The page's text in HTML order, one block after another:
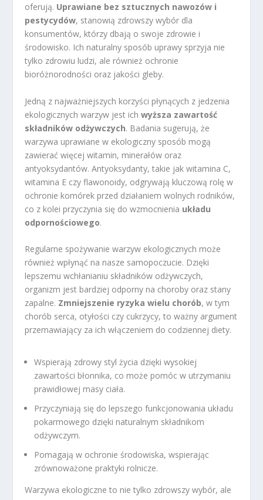
oferują. Uprawiane bez sztucznych nawozów i
pestycydów, stanowią zdrowszy wybór dla
konsumentów, którzy dbają o swoje zdrowie i
środowisko. Ich naturalny sposób uprawy sprzyja nie
tylko zdrowiu ludzi, ale również ochronie
bioróżnorodności oraz jakości gleby.
Jedną z najważniejszych korzyści płynących z jedzenia
ekologicznych warzyw jest ichwyższa zawartość
składników odżywczych. Badania sugerują, że
warzywa uprawiane w ekologiczny sposób mogą
zawierać więcej witamin, minerałów oraz
antyoksydantów. Antyoksydanty, takie jak witamina C,
witamina E czy flawonoidy, odgrywają kluczową rolę w
ochronie komórek przed działaniem wolnych rodników,
co z kolei przyczynia się do wzmocnienia układu
odpornościowego.
Regularne spożywanie warzyw ekologicznych może
również wpłynąć na nasze samopoczucie. Dzięki
lepszemu wchłanianiu składników odżywczych,
organizm jest bardziej odporny na choroby oraz stany
zapalne. Zmniejszenie ryzyka wielu chorób, w tym
chorób serca, otyłości czy cukrzycy, to ważny argument
przemawiający za ich włączeniem do codziennej diety.
Wspierają zdrowy styl życia dzięki wysokiej
zawartości błonnika, co może pomóc w utrzymaniu
prawidłowej masy ciała.
Przyczyniają się do lepszego funkcjonowania układu
pokarmowego dzięki naturalnym składnikom
odżywczym.
Pomagają w ochronie środowiska, wspierając
zrównoważone praktyki rolnicze.
Warzywa ekologiczne to nie tylko zdrowszy wybór, ale